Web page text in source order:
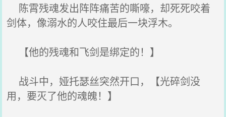
陈霄残魂发出阵阵痛苦的嘶嚎，却死死咬着
剑体，像溺水的人咬住最后一块浮木。
【他的残魂和飞剑是绑定的！】
战斗中，娅托瑟丝突然开口，【光碎剑没
用，要灭了他的魂魄！】